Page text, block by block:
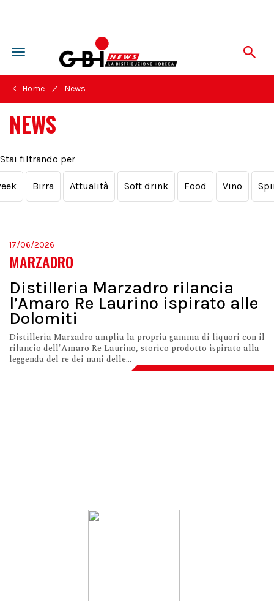
Toggle
navigation
< Home / News
NEWS
Stai filtrando per
Birra Attualità Soft drink Food Vino
17/06/2026
MARZADRO
Distilleria Marzadro rilancia
l’Amaro Re Laurino ispirato alle
Dolomiti
Distilleria Marzadro amplia la propria gamma di liquori con il
rilancio dell'Amaro Re Laurino, storico prodotto ispirato alla
leggenda del re dei nani delle...